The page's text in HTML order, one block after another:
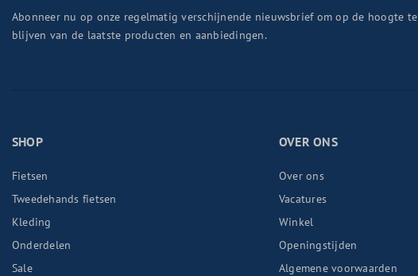
Abonneer nu op onze regelmatig verschijnende nieuwsbrief om op de hoogte te
blijven van de laatste producten en aanbiedingen.
SHOP
Fietsen
Tweedehands fietsen
Kleding
Onderdelen
Sale
OVER ONS
Over ons
Vacatures
Winkel
Openingstijden
Algemene voorwaarden